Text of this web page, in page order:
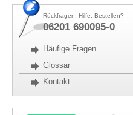
Rückfragen, Hilfe, Bestellen?
06201 690095-0
Häufige Fragen
Glossar
Kontakt